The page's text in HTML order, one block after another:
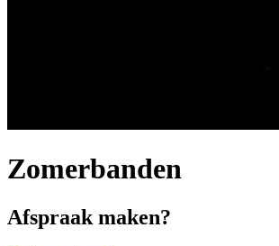
Zomerbanden
Afspraak maken?